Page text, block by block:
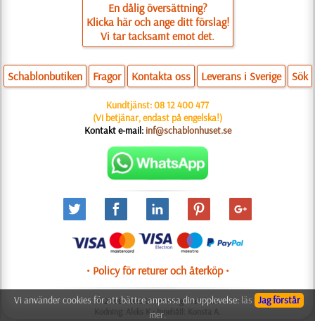
En dålig översättning?
Klicka här och ange ditt förslag!
Vi tar tacksamt emot det.
Schablonbutiken Fragor Kontakta oss Leverans i Sverige Sök
Kundtjänst:08 12 400 477
(Vi betjänar, endast på engelska!)
Kontakt e-mail: inf@schablonhuset.se
• Policy för returer och återköp •
© 2006-2025 Utformning: Natali M.
Kodning: Aleks K.; Innehåll: Konsta A.
Jag förstår
Vi använder cookies för att bättre anpassa din upplevelse: läs
mer.